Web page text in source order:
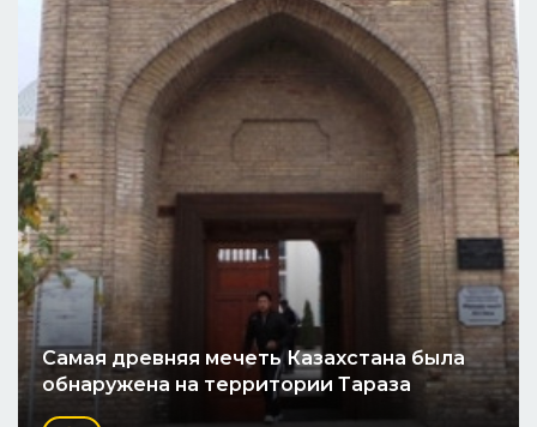
Cамая древняя мечеть Казахстана была
обнаружена на территории Тараза